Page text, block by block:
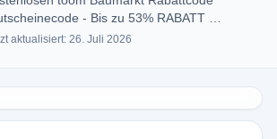
- Bis zu 53% RABATT in
2026
aktualisiert: 26. Juli 2026